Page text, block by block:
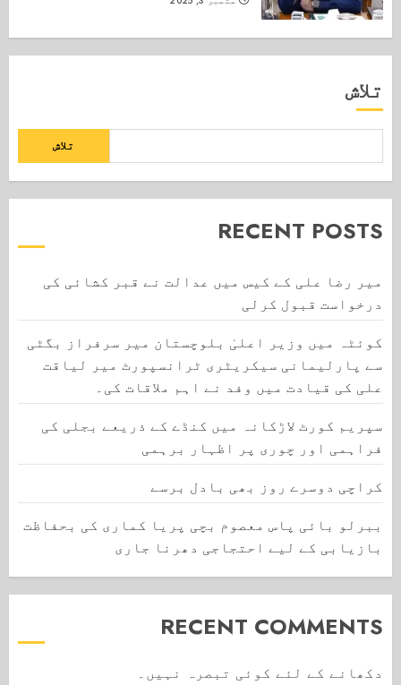
تلاش
تلاش
RECENT POSTS
میر رضا علی کے کیس میں عدالت نے قبر کشائی کی
درخواست قبول کرلی
کوئٹہ میں وزیر اعلیٰ بلوچستان میر سرفراز بگٹی
سے پارلیمانی سیکریٹری ٹرانسپورٹ میر لیاقت
علی کی قیادت میں وفد نے اہم ملاقات کی۔
سپریم کورٹ لاڑکانہ میں کنڈے کے ذریعے بجلی کی
فراہمی اور چوری پر اظہار برہمی
کراچی دوسرے روز بھی بادل برسے
ببرلو بائی پاس معصوم بچی پریا کماری کی بحفاظت
بازیابی کے لیے احتجاجی دھرنا جاری
RECENT COMMENTS
دکھانے کے لئے کوئی تبصرہ نہیں۔